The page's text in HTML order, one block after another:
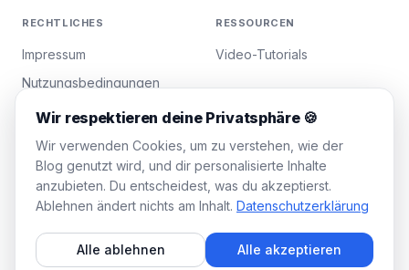
RECHTLICHES
Impressum
Nutzungsbedingungen
Datenschutzrichtlinie
Cookies verwalten
RESSOURCEN
Video-Tutorials
WAALAXY
Team-Plan
Wir respektieren deine Privatsphäre 🍪
Wir verwenden Cookies, um zu verstehen, wie der
Blog genutzt wird, und dir personalisierte Inhalte
anzubieten. Du entscheidest, was du akzeptierst.
Ablehnen ändert nichts am Inhalt. Datenschutzerklärung
Alle ablehnen Alle akzeptieren